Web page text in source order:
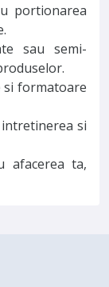
portionarea
sau semi-
si formatoare
intretinerea si
afacerea ta,